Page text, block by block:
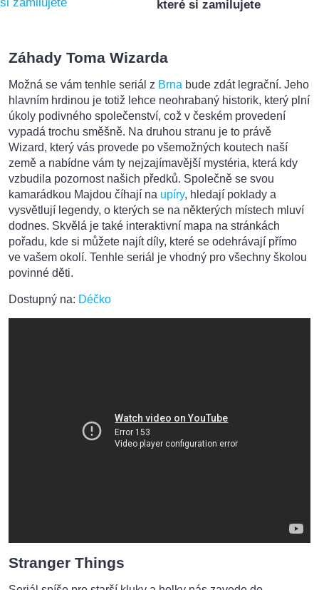
které si zamilujete
Záhady Toma Wizarda
Možná se vám tenhle seriál z Brna bude zdát legrační. Jeho
hlavním hrdinou je totiž lehce neohrabaný historik, který plní
úkoly podivného společenství, což v českém provedení
vypadá trochu směšně. Na druhou stranu je to právě
Wizard, který vás provede po všemožných koutech naší
země a nabídne vám ty nejzajímavější mystéria, která kdy
vzbudila pozornost našich předků. Společně se svou
kamarádkou Majdou číhají na upíry, hledají poklady a
vysvětlují legendy, o kterých se na některých místech mluví
dodnes. Skvělá je také interaktivní mapa na stránkách
pořadu, kde si můžete najít díly, které se odehrávají přímo
ve vašem okolí. Tenhle seriál je vhodný pro všechny školou
povinné děti.
Dostupný na: Déčko
Stranger Things